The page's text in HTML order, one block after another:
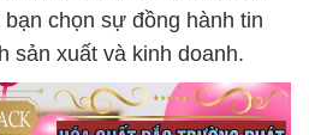
chọn sự đồng hành tin
sản xuất và kinh doanh.